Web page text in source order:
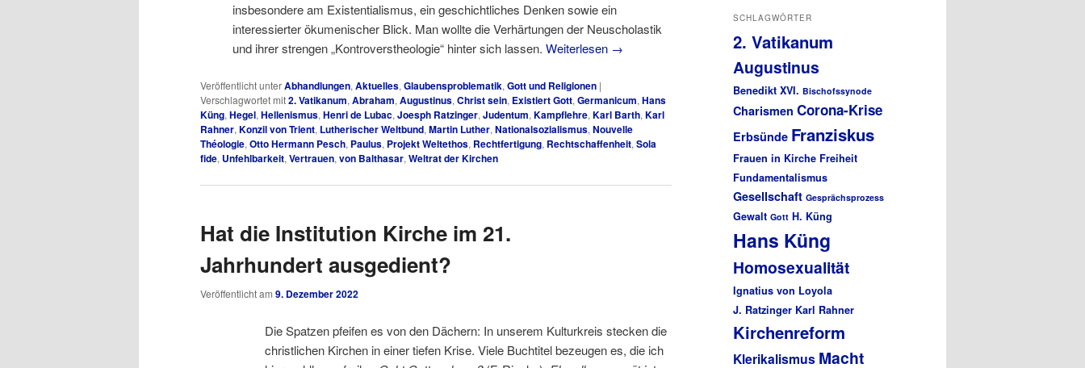
insbesondere am Existentialismus, ein geschichtliches Denken sowie ein
interessierter ökumenischer Blick. Man wollte die Verhärtungen der Neuscholastik
und ihrer strengen „Kontroverstheologie“ hinter sich lassen. Weiterlesen →
Veröffentlicht unterAbhandlungen, Aktuelles, Glaubensproblematik, Gott und Religionen |
Verschlagwortet mit2. Vatikanum, Abraham, Augustinus, Christ sein, Existiert Gott, Germanicum, Hans
Küng, Hegel, Hellenismus, Henri de Lubac, Joesph Ratzinger, Judentum, Kampflehre, Karl Barth, Karl
Rahner, Konzil von Trient, Lutherischer Weltbund, Martin Luther, Nationalsozialismus, Nouvelle
Théologie, Otto Hermann Pesch, Paulus, Projekt Weltethos, Rechtfertigung, Rechtschaffenheit, Sola
fide, Unfehlbarkeit, Vertrauen, von Balthasar, Weltrat der Kirchen
Hat die Institution Kirche im 21.
Jahrhundert ausgedient?
Veröffentlicht am 9. Dezember 2022
Die Spatzen pfeifen es von den Dächern: In unserem Kulturkreis stecken die
christlichen Kirchen in einer tiefen Krise. Viele Buchtitel bezeugen es, die ich
SCHLAGWÖRTER
2. Vatikanum
Augustinus
Benedikt XVI. Bischofssynode
Charismen Corona-Krise
Erbsünde Franziskus
Frauen in Kirche Freiheit
Fundamentalismus
Gesellschaft Gesprächsprozess
Gewalt Gott H. Küng
Hans Küng
Homosexualität
Ignatius von Loyola
J. Ratzinger Karl Rahner
Kirchenreform
Klerikalismus Macht